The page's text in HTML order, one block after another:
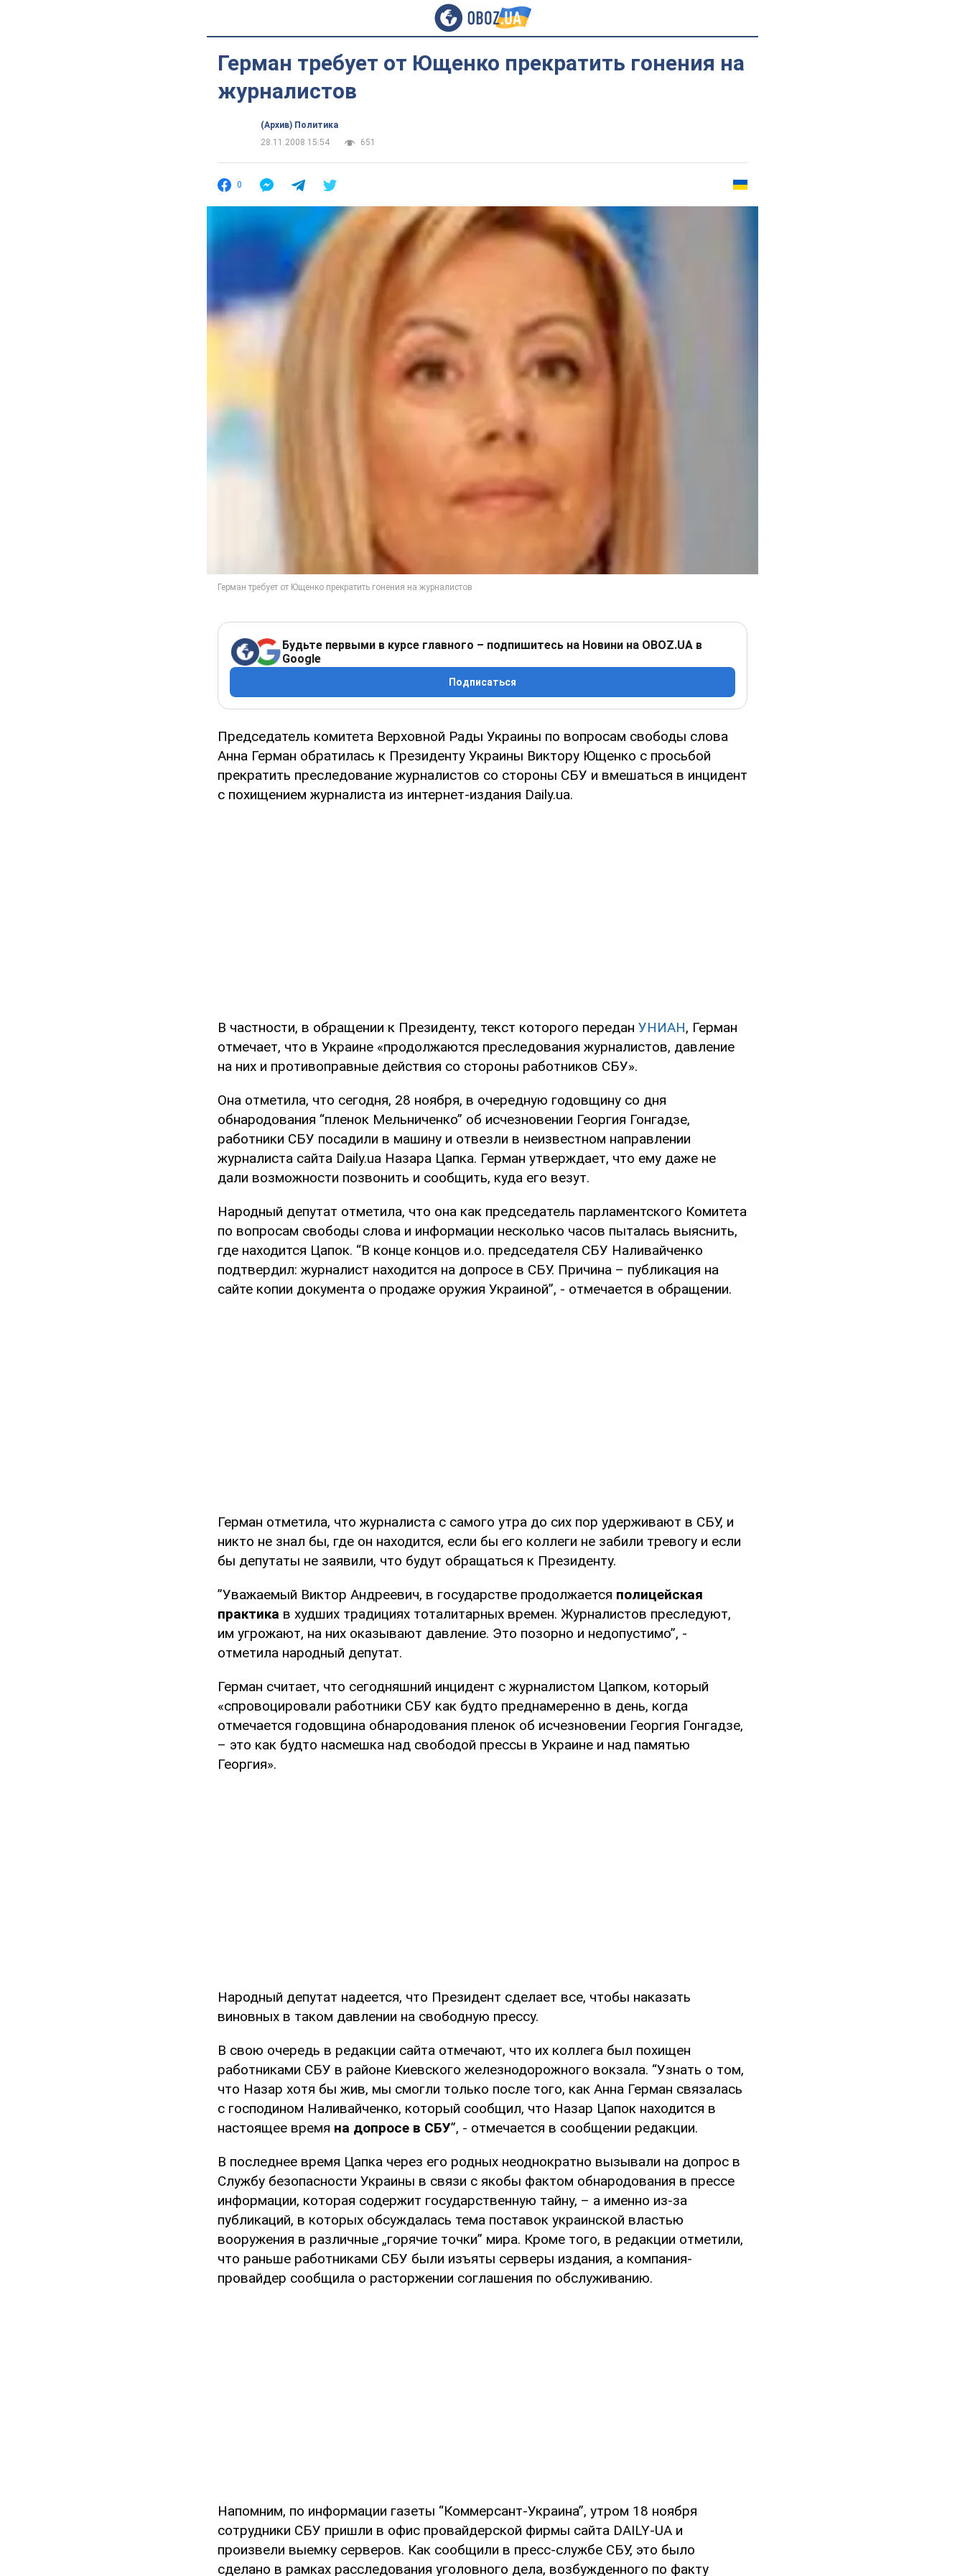
Герман требует от Ющенко прекратить гонения на
журналистов
(Архив) Политика
28.11.2008 15:54
651
0
Будьте первыми в курсе главного – подпишитесь на Новини на OBOZ.UA в
Google
Подписаться
Председатель комитета Верховной Рады Украины по вопросам свободы слова
Анна Герман обратилась к Президенту Украины Виктору Ющенко с просьбой
прекратить преследование журналистов со стороны СБУ и вмешаться в инцидент
с похищением журналиста из интернет-издания Daily.ua.
В частности, в обращении к Президенту, текст которого передан УНИАН, Герман
отмечает, что в Украине «продолжаются преследования журналистов, давление
на них и противоправные действия со стороны работников СБУ».
Она отметила, что сегодня, 28 ноября, в очередную годовщину со дня
обнародования “пленок Мельниченко” об исчезновении Георгия Гонгадзе,
работники СБУ посадили в машину и отвезли в неизвестном направлении
журналиста сайта Daily.ua Назара Цапка. Герман утверждает, что ему даже не
дали возможности позвонить и сообщить, куда его везут.
Народный депутат отметила, что она как председатель парламентского Комитета
по вопросам свободы слова и информации несколько часов пыталась выяснить,
где находится Цапок. “В конце концов и.о. председателя СБУ Наливайченко
подтвердил: журналист находится на допросе в СБУ. Причина – публикация на
сайте копии документа о продаже оружия Украиной”, - отмечается в обращении.
Герман отметила, что журналиста с самого утра до сих пор удерживают в СБУ, и
никто не знал бы, где он находится, если бы его коллеги не забили тревогу и если
бы депутаты не заявили, что будут обращаться к Президенту.
”Уважаемый Виктор Андреевич, в государстве продолжается полицейская
практика в худших традициях тоталитарных времен. Журналистов преследуют,
им угрожают, на них оказывают давление. Это позорно и недопустимо”, -
отметила народный депутат.
Герман считает, что сегодняшний инцидент с журналистом Цапком, который
«спровоцировали работники СБУ как будто преднамеренно в день, когда
отмечается годовщина обнародования пленок об исчезновении Георгия Гонгадзе,
– это как будто насмешка над свободой прессы в Украине и над памятью
Георгия».
Народный депутат надеется, что Президент сделает все, чтобы наказать
виновных в таком давлении на свободную прессу.
В свою очередь в редакции сайта отмечают, что их коллега был похищен
работниками СБУ в районе Киевского железнодорожного вокзала. “Узнать о том,
что Назар хотя бы жив, мы смогли только после того, как Анна Герман связалась
с господином Наливайченко, который сообщил, что Назар Цапок находится в
настоящее время на допросе в СБУ”, - отмечается в сообщении редакции.
В последнее время Цапка через его родных неоднократно вызывали на допрос в
Службу безопасности Украины в связи с якобы фактом обнародования в прессе
информации, которая содержит государственную тайну, – а именно из-за
публикаций, в которых обсуждалась тема поставок украинской властью
вооружения в различные „горячие точки” мира. Кроме того, в редакции отметили,
что раньше работниками СБУ были изъяты серверы издания, а компания-
провайдер сообщила о расторжении соглашения по обслуживанию.
Напомним, по информации газеты “Коммерсант-Украина”, утром 18 ноября
сотрудники СБУ пришли в офис провайдерской фирмы сайта DAILY-UA и
произвели выемку серверов. Как сообщили в пресс-службе СБУ, это было
сделано в рамках расследования уголовного дела, возбужденного по факту